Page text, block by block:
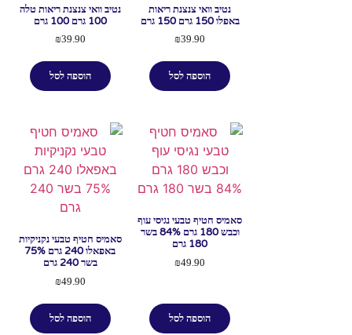
נטיב וואי צנצנת ריאות
באפלו 150 גרם 150 גרם
₪39.90
הוספה לסל
נטיב וואי צנצנת ריאות טלה
100 גרם 100 גרם
₪39.90
הוספה לסל
סאמיס חטיף טבעי נגיסי עוף
וכבש 180 גרם 84% בשר
180 גרם
₪49.90
הוספה לסל
סאמיס חטיף טבעי נקניקיות
באפאלו 240 גרם 75%
בשר 240 גרם
₪49.90
הוספה לסל